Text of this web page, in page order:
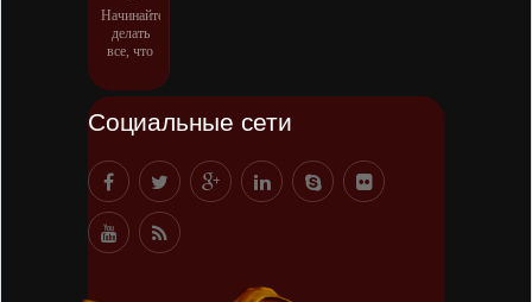
Начинайте
делать
все, что
можете
и даже то,
о чем
можете
хотя бы
мечтать.
-- Все
дело в
Социальные сети